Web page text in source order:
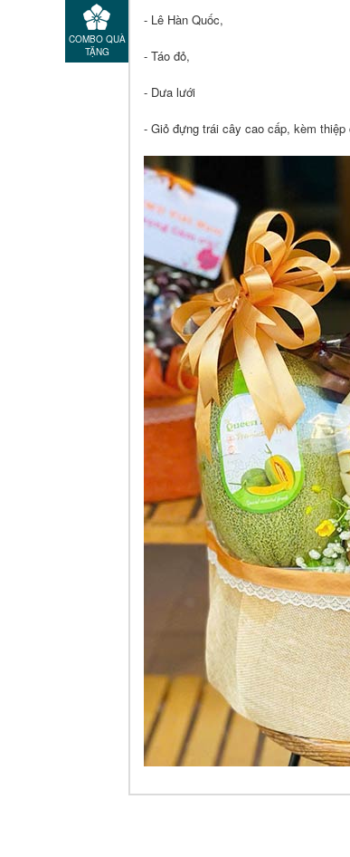
COMBO QUÀ
TẶNG
- Lê Hàn Quốc,
- Táo đỏ,
- Dưa lưới
- Giỏ đựng trái cây cao cấp, kèm thiệp